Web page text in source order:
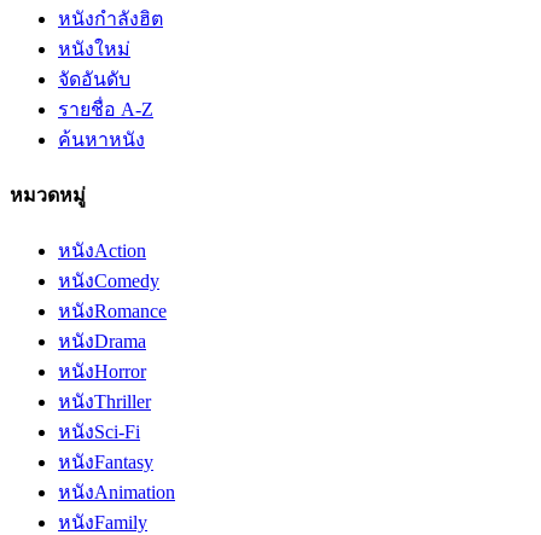
หนังกำลังฮิต
หนังใหม่
จัดอันดับ
รายชื่อ A-Z
ค้นหาหนัง
หมวดหมู่
หนังAction
หนังComedy
หนังRomance
หนังDrama
หนังHorror
หนังThriller
หนังSci-Fi
หนังFantasy
หนังAnimation
หนังFamily